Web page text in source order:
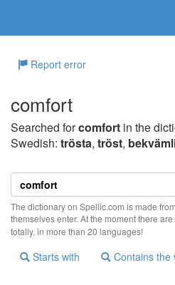
Report error
comfort
Searched forcomfort in the
Swedish: trösta, tröst,
The dictionary on Spellic.com is made
themselves enter. At the moment there
totally, in more than 20 languages!
Starts with Contains the